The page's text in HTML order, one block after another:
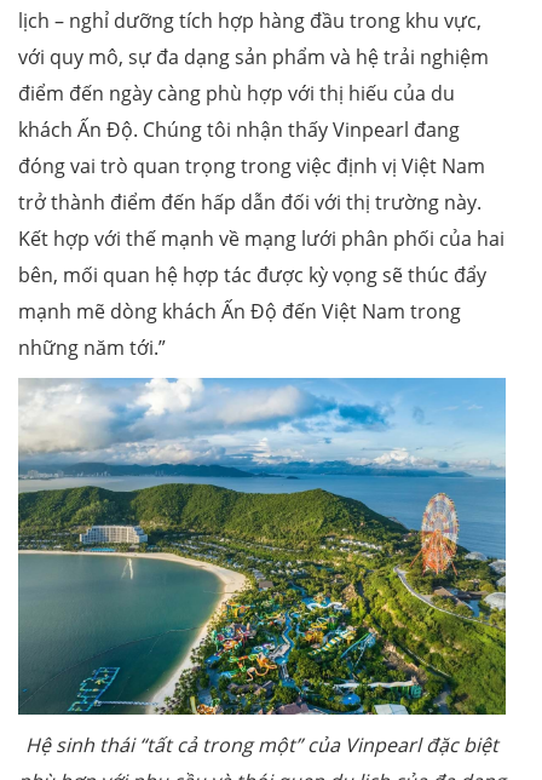
lịch – nghỉ dưỡng tích hợp hàng đầu trong khu vực,
với quy mô, sự đa dạng sản phẩm và hệ trải nghiệm
điểm đến ngày càng phù hợp với thị hiếu của du
khách Ấn Độ. Chúng tôi nhận thấy Vinpearl đang
đóng vai trò quan trọng trong việc định vị Việt Nam
trở thành điểm đến hấp dẫn đối với thị trường này.
Kết hợp với thế mạnh về mạng lưới phân phối của hai
bên, mối quan hệ hợp tác được kỳ vọng sẽ thúc đẩy
mạnh mẽ dòng khách Ấn Độ đến Việt Nam trong
những năm tới.”
Hệ sinh thái “tất cả trong một” của Vinpearl đặc biệt